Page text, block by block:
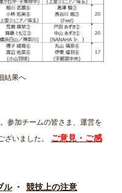
結果へ
参加チームの皆さま、運営を
いました。
ご意見・ご感
ル・競技上の注意